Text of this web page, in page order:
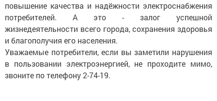
повышение качества и надёжности электроснабжения
потребителей. А это - залог успешной
жизнедеятельности всего города, сохранения здоровья
и благополучия его населения.
Уважаемые потребители, если вы заметили нарушения
в пользовании электроэнергией, не проходите мимо,
звоните по телефону 2-74-19.